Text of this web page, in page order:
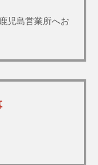
児島営業所へお